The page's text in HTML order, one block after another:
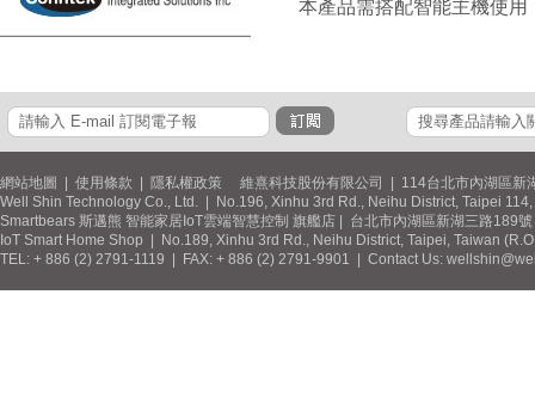
本產品需搭配智能主機使用
網站地圖 使用條款 隱私權政策 維熹科技股份有限公司 | 114台北市內湖區新
Well Shin Technology Co., Ltd. | No.196, Xinhu 3rd Rd., Neihu District, Taipei
Smartbears 斯邁熊 智能家居IoT雲端智慧控制 旗艦店 | 台北市內湖區新湖三路189
IoT Smart Home Shop | No.189, Xinhu 3rd Rd., Neihu District, Taipei, Taiwan
TEL: + 886 (2) 2791-1119 | FAX: + 886 (2) 2791-9901 | Contact Us: